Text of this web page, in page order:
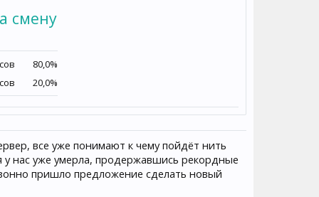
смену
80,0%
20,0%
все уже понимают к чему пойдёт нить
у нас уже умерла, продержавшись рекордные
пришло предложение сделать новый